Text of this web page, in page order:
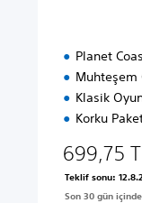
Planet
Muhteşem
Klasik
Korku
699,75
Teklif sonu:
Son 30 gün